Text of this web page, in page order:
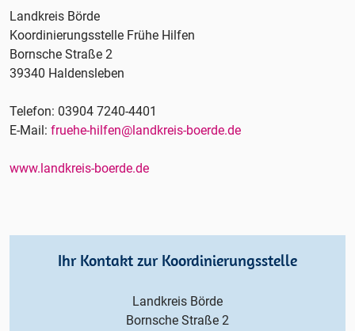
Landkreis Börde
Koordinierungsstelle Frühe Hilfen
Bornsche Straße 2
39340 Haldensleben
Telefon: 03904 7240-4401
E-Mail: fruehe-hilfen@landkreis-boerde.de
www.landkreis-boerde.de
Ihr Kontakt zur Koordinierungsstelle
Landkreis Börde
Bornsche Straße 2